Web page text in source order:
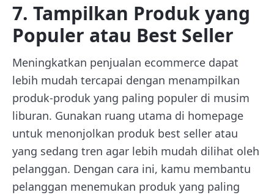
7. Tampilkan Produk yang
Populer atau Best Seller
Meningkatkan penjualan ecommerce dapat
lebih mudah tercapai dengan menampilkan
produk-produk yang paling populer di musim
liburan. Gunakan ruang utama di homepage
untuk menonjolkan produk best seller atau
yang sedang tren agar lebih mudah dilihat oleh
pelanggan. Dengan cara ini, kamu membantu
pelanggan menemukan produk yang paling